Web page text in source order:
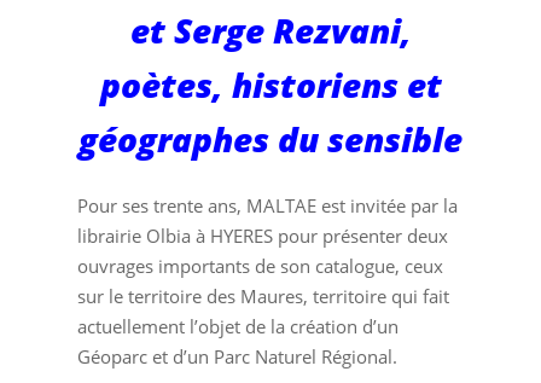
et Serge Rezvani,
poètes, historiens et
géographes du sensible
Pour ses trente ans, MALTAE est invitée par la
librairie Olbia à HYERES pour présenter deux
ouvrages importants de son catalogue, ceux
sur le territoire des Maures, territoire qui fait
actuellement l’objet de la création d’un
Géoparc et d’un Parc Naturel Régional.